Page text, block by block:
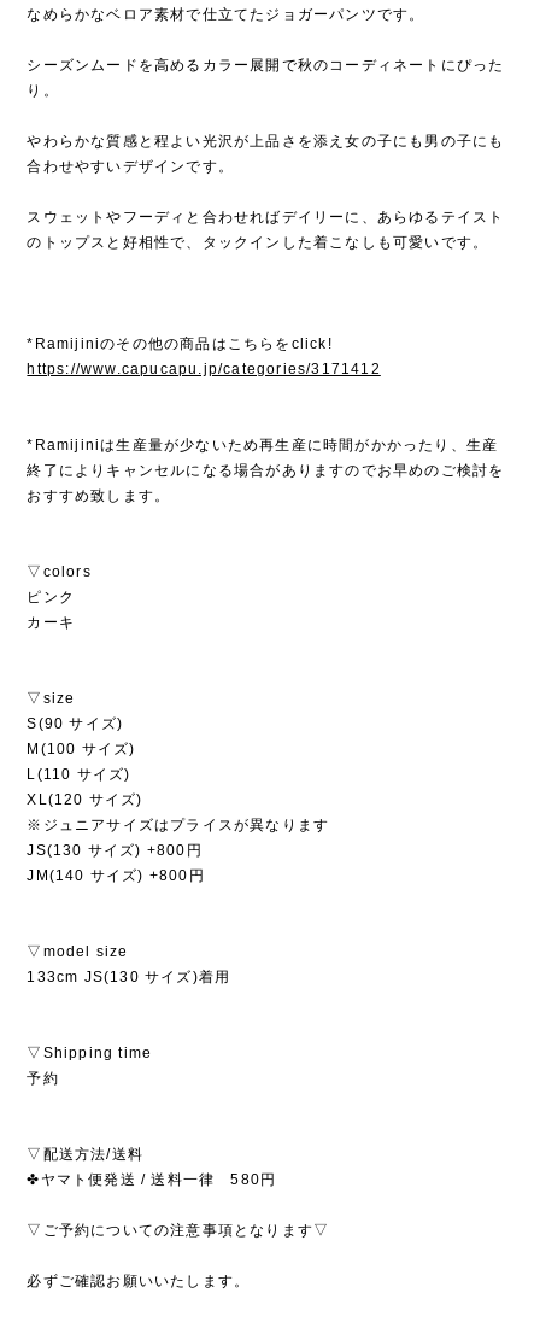
なめらかなベロア素材で仕立てたジョガーパンツです。
シーズンムードを高めるカラー展開で秋のコーディネートにぴった
り。
やわらかな質感と程よい光沢が上品さを添え女の子にも男の子にも
合わせやすいデザインです。
スウェットやフーディと合わせればデイリーに、あらゆるテイスト
のトップスと好相性で、タックインした着こなしも可愛いです。
*Ramijiniのその他の商品はこちらをclick!
https://www.capucapu.jp/categories/3171412
*Ramijiniは生産量が少ないため再生産に時間がかかったり、生産
終了によりキャンセルになる場合がありますのでお早めのご検討を
おすすめ致します。
▽colors
ピンク
カーキ
▽size
S(90 サイズ)
M(100 サイズ)
L(110 サイズ)
XL(120 サイズ)
※ジュニアサイズはプライスが異なります
JS(130 サイズ) +800円
JM(140 サイズ) +800円
▽model size
133cm JS(130 サイズ)着用
▽Shipping time
予約
▽配送方法/送料
✤ヤマト便発送 / 送料一律 580円
▽ご予約についての注意事項となります▽
必ずご確認お願いいたします。